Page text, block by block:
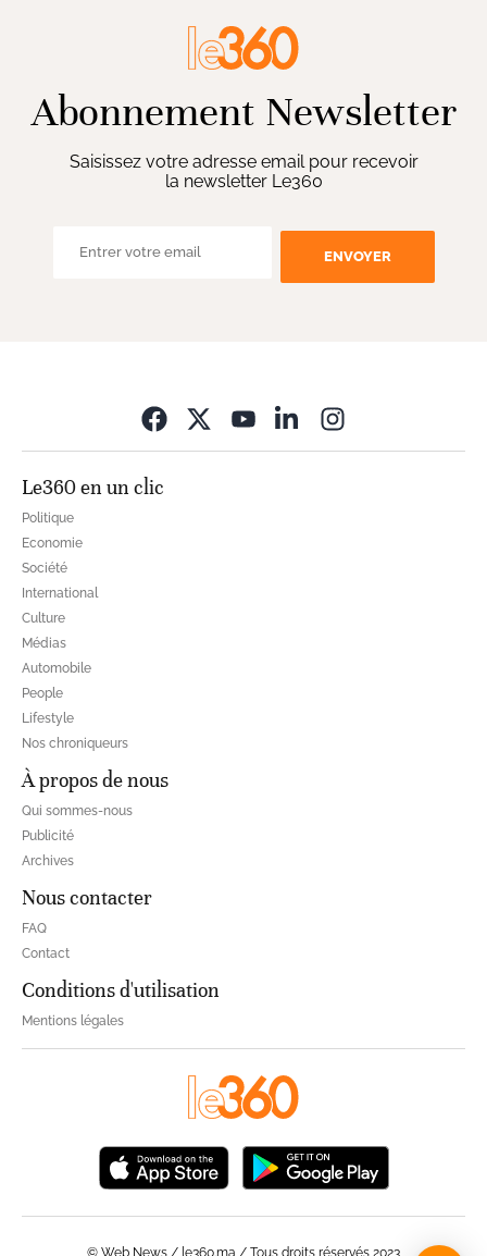
Abonnement Newsletter
Saisissez votre adresse email pour recevoir
la newsletter Le360
ENVOYER
Le360 en un clic
Politique
Economie
Société
International
Culture
Médias
Automobile
People
Lifestyle
Nos chroniqueurs
À propos de nous
Qui sommes-nous
Publicité
Archives
Nous contacter
FAQ
Contact
Conditions d'utilisation
Mentions légales